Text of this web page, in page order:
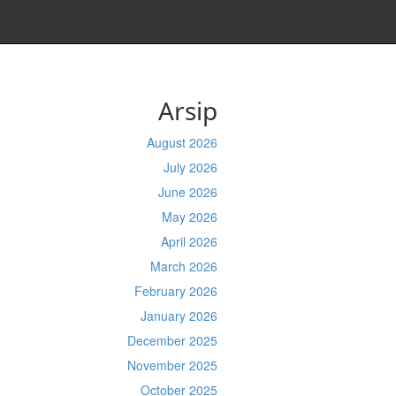
Arsip
August 2026
July 2026
June 2026
May 2026
April 2026
March 2026
February 2026
January 2026
December 2025
November 2025
October 2025